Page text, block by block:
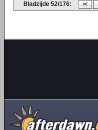
Bladzijde 52/176: